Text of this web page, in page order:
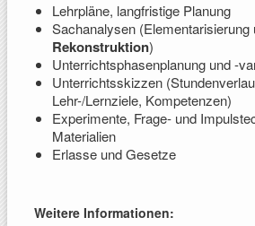
Lehrpläne, langfristige Planung
Sachanalysen (Elementarisierung
Rekonstruktion)
Unterrichtsphasenplanung und -
Unterrichtsskizzen
Lehr-/Lernziele, Kompetenzen)
Experimente, Frage- und
Materialien
Erlasse und Gesetze
Weitere Informationen: